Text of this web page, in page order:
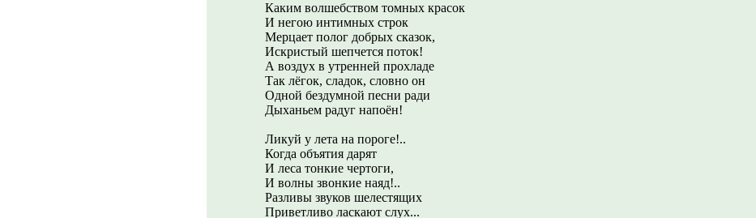
Каким волшебством томных красок
И негою интимных строк
Мерцает полог добрых сказок,
Искристый шепчется поток!
А воздух в утренней прохладе
Так лёгок, сладок, словно он
Одной бездумной песни ради
Дыханьем радуг напоён!
Ликуй у лета на пороге!..
Когда объятия дарят
И леса тонкие чертоги,
И волны звонкие наяд!..
Разливы звуков шелестящих
Приветливо ласкают слух...